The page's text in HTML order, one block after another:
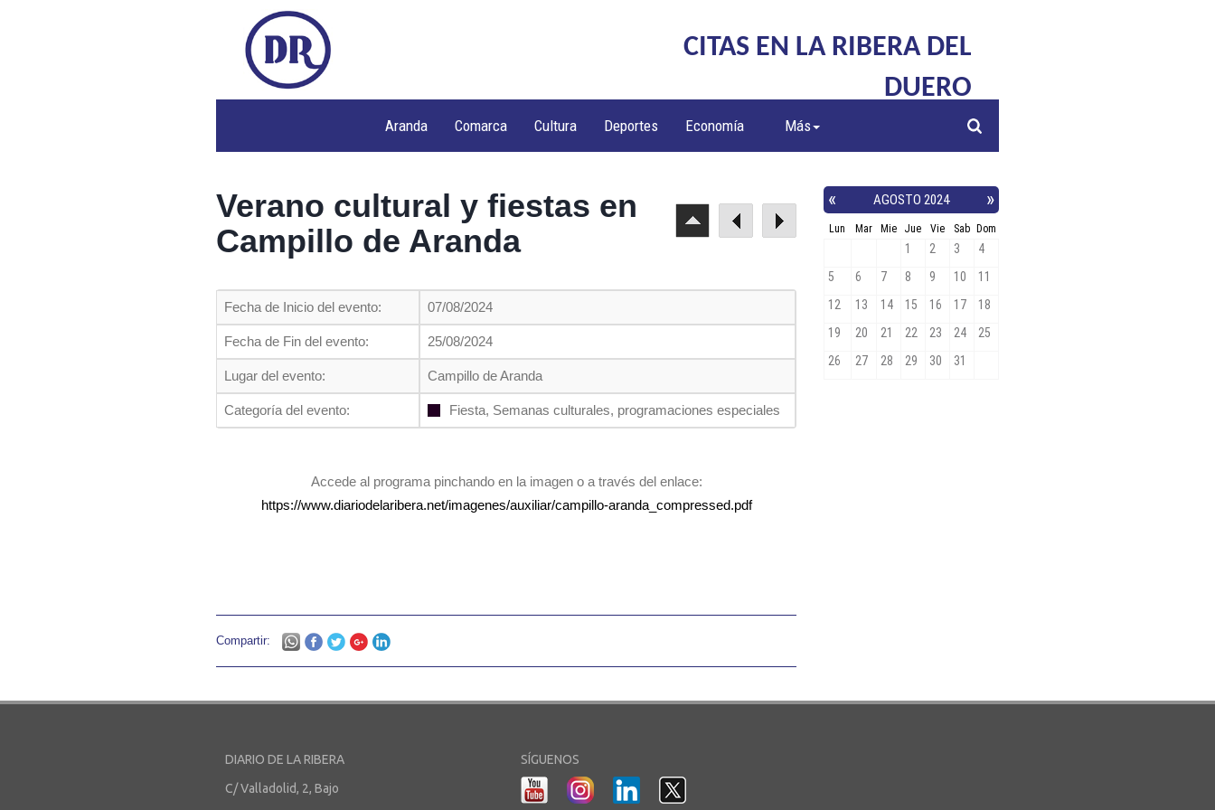
CITAS EN LA RIBERA DEL
DUERO
Aranda Comarca Cultura Deportes Economía Más
Verano cultural y fiestas en
Campillo de Aranda
Fecha de Inicio del evento: 07/08/2024
Fecha de Fin del evento: 25/08/2024
Lugar del evento: Campillo de Aranda
Categoría del evento: Fiesta, Semanas culturales, programaciones especiales
Accede al programa pinchando en la imagen o a través del enlace:
https://www.diariodelaribera.net/imagenes/auxiliar/campillo-aranda_compressed.pdf
Compartir:
DIARIO DE LA RIBERA
C/ Valladolid, 2, Bajo
SÍGUENOS